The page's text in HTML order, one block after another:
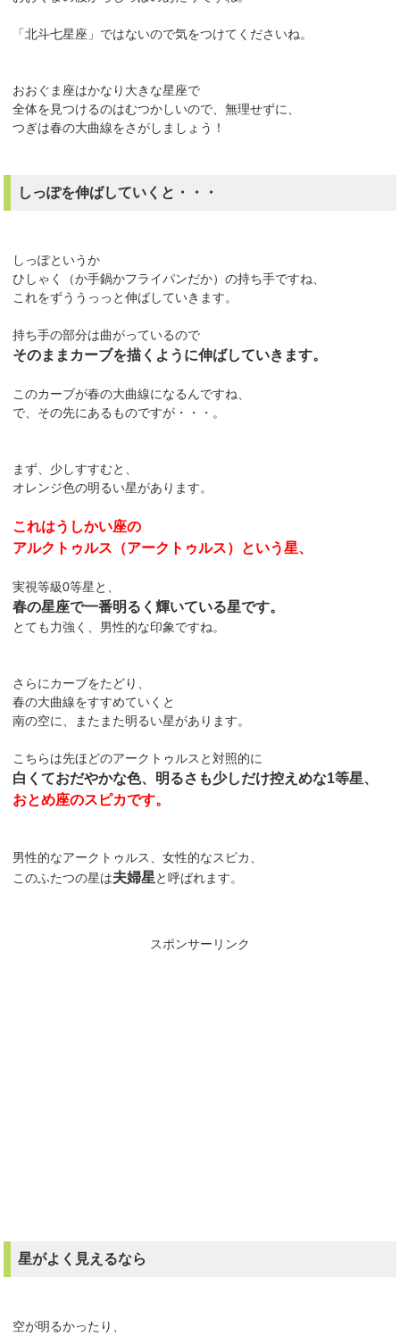
「北斗七星座」ではないので気をつけてくださいね。
おおぐま座はかなり大きな星座で
全体を見つけるのはむつかしいので、無理せずに、
つぎは春の大曲線をさがしましょう！
しっぽを伸ばしていくと・・・
しっぽというか
ひしゃく（か手鍋かフライパンだか）の持ち手ですね、
これをずううっっと伸ばしていきます。
持ち手の部分は曲がっているので
そのままカーブを描くように伸ばしていきます。
このカーブが春の大曲線になるんですね、
で、その先にあるものですが・・・。
まず、少しすすむと、
オレンジ色の明るい星があります。
これはうしかい座の
アルクトゥルス（アークトゥルス）という星、
実視等級0等星と、
春の星座で一番明るく輝いている星です。
とても力強く、男性的な印象ですね。
さらにカーブをたどり、
春の大曲線をすすめていくと
南の空に、またまた明るい星があります。
こちらは先ほどのアークトゥルスと対照的に
白くておだやかな色、明るさも少しだけ控えめな1等星、
おとめ座のスピカです。
男性的なアークトゥルス、女性的なスピカ、
このふたつの星は夫婦星と呼ばれます。
スポンサーリンク
星がよく見えるなら
空が明るかったり、